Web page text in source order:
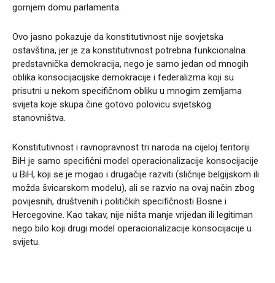
gornjem domu parlamenta.
Ovo jasno pokazuje da konstitutivnost nije sovjetska
ostavština, jer je za konstitutivnost potrebna funkcionalna
predstavnička demokracija, nego je samo jedan od mnogih
oblika konsocijacijske demokracije i federalizma koji su
prisutni u nekom specifičnom obliku u mnogim zemljama
svijeta koje skupa čine gotovo polovicu svjetskog
stanovništva.
Konstitutivnost i ravnopravnost tri naroda na cijeloj teritoriji
BiH je samo specifični model operacionalizacije konsocijacije
u BiH, koji se je mogao i drugačije razviti (sličnije belgijskom ili
možda švicarskom modelu), ali se razvio na ovaj način zbog
povijesnih, društvenih i političkih specifičnosti Bosne i
Hercegovine. Kao takav, nije ništa manje vrijedan ili legitiman
nego bilo koji drugi model operacionalizacije konsocijacije u
svijetu.